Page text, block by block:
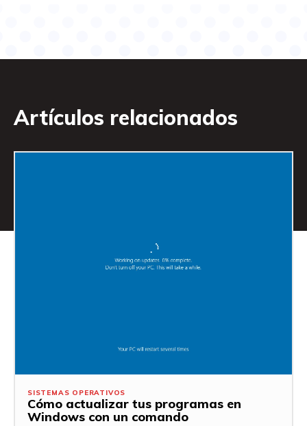
Artículos relacionados
SISTEMAS OPERATIVOS
Cómo actualizar tus programas en
Windows con un comando